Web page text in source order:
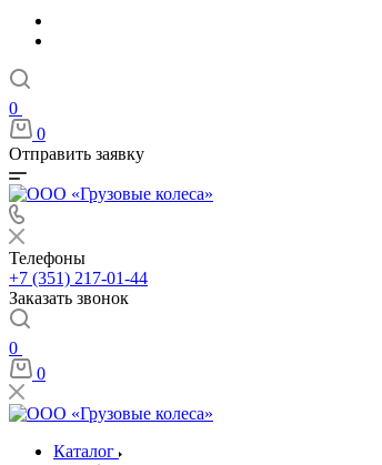
0
0
Отправить заявку
Телефоны
+7 (351) 217-01-44
Заказать звонок
0
0
Каталог